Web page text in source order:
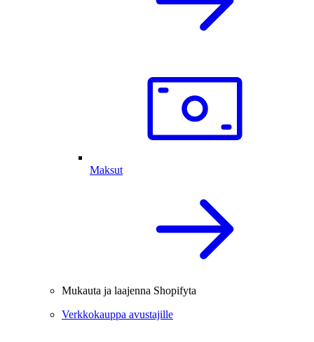
Maksut
Mukauta ja laajenna Shopifyta
Verkkokauppa avustajille